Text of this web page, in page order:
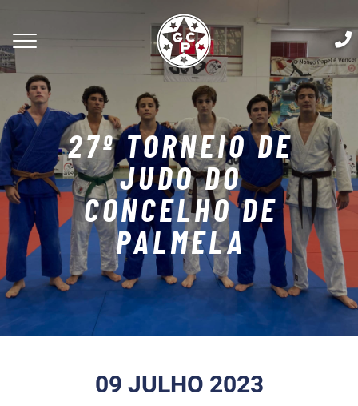
27º TORNEIO DE
JUDO DO
CONCELHO DE
PALMELA
09 JULHO 2023